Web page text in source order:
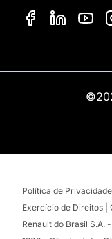
Política de Privacidade
Exercício de Direitos
Renault do Brasil S.A.